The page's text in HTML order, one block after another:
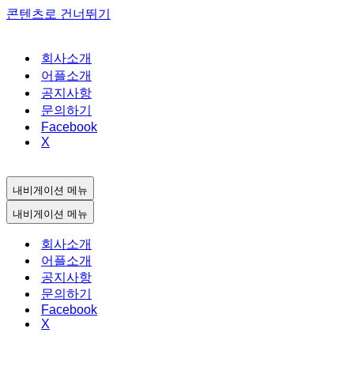
콘텐츠로 건너뛰기
회사소개
어플소개
공지사항
문의하기
Facebook
X
내비게이션 메뉴
내비게이션 메뉴
회사소개
어플소개
공지사항
문의하기
Facebook
X